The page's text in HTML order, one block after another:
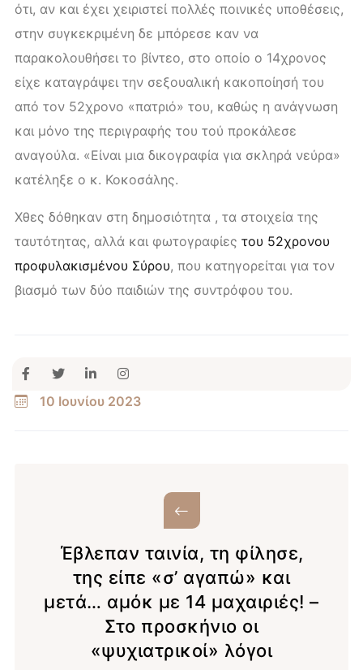
ότι, αν και έχει χειριστεί πολλές ποινικές υποθέσεις,
στην συγκεκριμένη δε μπόρεσε καν να
παρακολουθήσει το βίντεο, στο οποίο ο 14χρονος
είχε καταγράψει την σεξουαλική κακοποίησή του
από τον 52χρονο «πατριό» του, καθώς η ανάγνωση
και μόνο της περιγραφής του τού προκάλεσε
αναγούλα. «Είναι μια δικογραφία για σκληρά νεύρα»
κατέληξε ο κ. Κοκοσάλης.
Χθες δόθηκαν στη δημοσιότητα , τα στοιχεία της
ταυτότητας, αλλά και φωτογραφίες του 52χρονου
προφυλακισμένου Σύρου, που κατηγορείται για τον
βιασμό των δύο παιδιών της συντρόφου του.
10 Ιουνίου 2023
Έβλεπαν ταινία, τη φίλησε,
της είπε «σ’ αγαπώ» και
μετά… αμόκ με 14 μαχαιριές! –
Στο προσκήνιο οι
«ψυχιατρικοί» λόγοι